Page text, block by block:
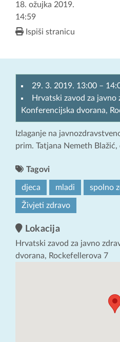
18. ožujka 2019.
14:59
Ispiši stranicu
29. 3. 2019. 13:00 –
Hrvatski zavod za javno
Konferencijska dvorana,
Izlaganje na
prim. Tatjana Nemeth Blažić,
Tagovi
djeca mladi spolno
Živjeti zdravo
Lokacija
Hrvatski zavod za javno
dvorana, Rockefellerova 7